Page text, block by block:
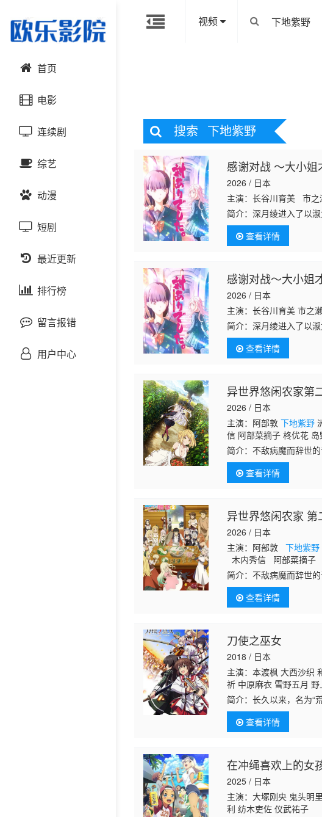
视频
首页
电影
动作片
喜剧片
爱情片
科幻片
恐怖片
剧情片
战争片
悬疑片
连续剧
国产剧
港台剧
日韩剧
欧美剧
泰国剧
综艺
大陆综艺
日韩综艺
港台综艺
欧美综艺
动漫
国产动漫
日韩动漫
欧美动漫
短剧
最近更新
排行榜
留言报错
用户中心
搜索 下地紫野
感谢对战 ～大小
2026 / 日本
主演：长谷川育美 市
简介：深月绫进入了以
绪，在无人的教室里沉
绪识破了绫同为游戏玩
未表现出理解她为何放
珠树和犬井夕一起，更
查看详情
感谢对战～大小姐
2026 / 日本
主演：长谷川育美 市之
简介：深月绫进入了以
绪，在无人的教室里沉
绪识破了绫同为游戏玩
查看详情
异世界悠闲农家第
2026 / 日本
主演：阿部敦下地紫野
信 阿部菜摘子 柊优花
良辅 日笠阳子 广田行生
树 杉山里穗 小野大辅
江 白熊宽嗣 白石晴香
简介：不敌病魔而辞世
第二人生！
查看详情
异世界悠闲农家 第
2026 / 日本
主演：阿部敦下地紫野
木内秀信 阿部菜摘
田燿司 高桥伸也 高桥
小鸟 小山内怜央 津田
简介：不敌病魔而辞世
第二人生！ 得到神明所
使及吸血鬼，就连精灵
活 农业奇幻谭，在此揭幕
查看详情
刀使之巫女
2018 / 日本
主演：本渡枫 大西沙织
祈 中原麻衣 雪野五月
泽佳之实 日高里菜 斋藤
芽衣子 长江里加 增谷康
简介：长久以来，名为“
带着御刀的巫女们。她
平凡的校园生活
查看详情
在冲绳喜欢上的女
2025 / 日本
主演：大塚刚央 鬼头明
利 纺木吏佐 仪武祐子